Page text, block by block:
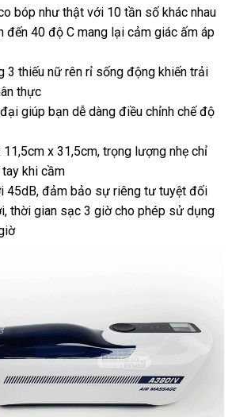
bóp như thật với 10 tần số khác nhau
đến 40 độ C mang lại cảm giác ấm áp
3 thiếu nữ rên rỉ sống động khiến trải
thực
giúp bạn dễ dàng điều chỉnh chế độ
x 31,5cm, trọng lượng nhẹ chỉ
khi cầm
45dB, đảm bảo sự riêng tư tuyệt đối
thời gian sạc 3 giờ cho phép sử dụng